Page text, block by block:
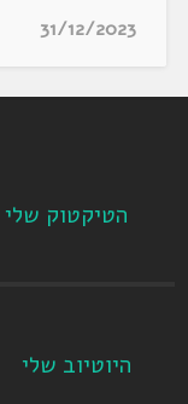
31/12/2023
הטיקטוק שלי
היוטיוב שלי